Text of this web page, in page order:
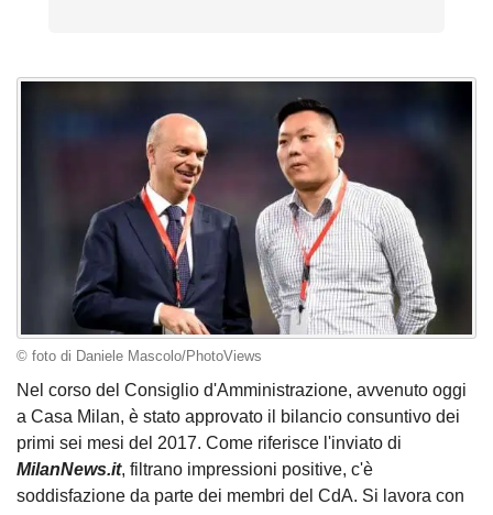
© foto di Daniele Mascolo/PhotoViews
Nel corso del Consiglio d'Amministrazione, avvenuto oggi
a Casa Milan, è stato approvato il bilancio consuntivo dei
primi sei mesi del 2017. Come riferisce l'inviato di
MilanNews.it, filtrano impressioni positive, c'è
soddisfazione da parte dei membri del CdA. Si lavora con